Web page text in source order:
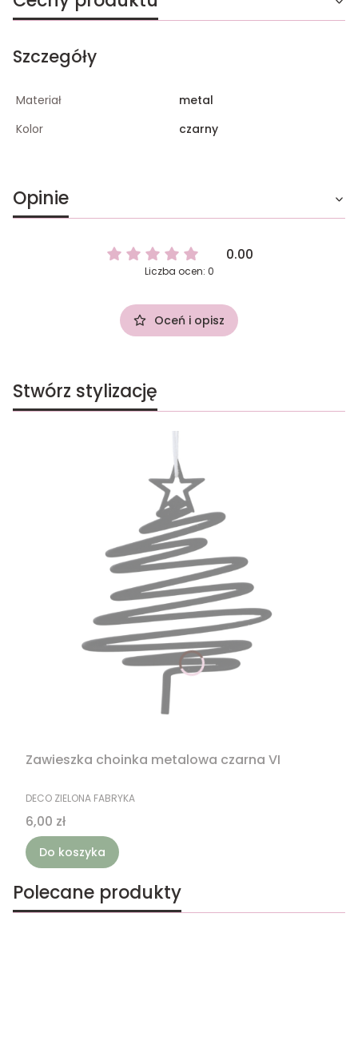
Szczegóły
Materiał
metal
Kolor
czarny
Opinie
0.00
Liczba ocen: 0
Oceń i opisz
Stwórz stylizację
Zawieszka choinka metalowa czarna VI
PRODUCENT
DECO ZIELONA FABRYKA
Cena
6,00 zł
Do koszyka
Polecane produkty